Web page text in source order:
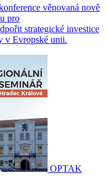
věnovaná nově
pro
strategické investice
v Evropské unii.
OPTAK